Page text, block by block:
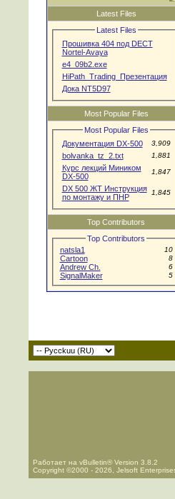
Latest Files
Latest Files
Прошивка 404 под DECT
Nortel-Avaya
e4_09b2.exe
HiPath_Trading_Презентация
Дока NT5D97
Most Popular Files
Most Popular Files
Документация DX-500
3,909
bolvanka_tz_2.txt 1,881
Курс лекций Миником
DX-500
1,847
DX 500 ЖТ Инструкция
по монтажу и ПНР
1,845
Top Contributors
Top Contributors
natsla1
10
Cartoon 8
Andrew Ch. 6
SignalMaker 5
Работает на vBulletin® Version 3.8.2
Copyright ©2000 - 2026, Jelsoft